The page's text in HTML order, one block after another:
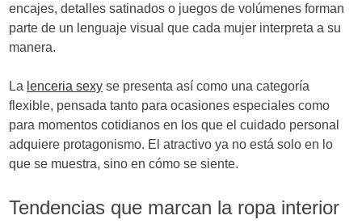
encajes, detalles satinados o juegos de volúmenes forman
parte de un lenguaje visual que cada mujer interpreta a su
manera.
La lenceria sexy se presenta así como una categoría
flexible, pensada tanto para ocasiones especiales como
para momentos cotidianos en los que el cuidado personal
adquiere protagonismo. El atractivo ya no está solo en lo
que se muestra, sino en cómo se siente.
Tendencias que marcan la ropa interior